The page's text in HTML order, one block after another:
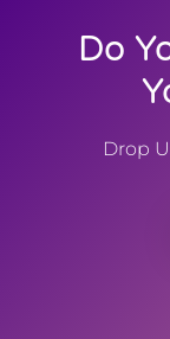
Do
Drop